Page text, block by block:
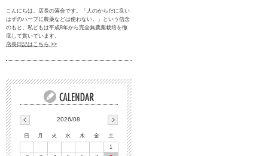
こんにちは。店長の落合です。「人のからだに良い
はずのハーブに農薬などは使わない。」という信念
のもと、私どもは平成8年から完全無農薬栽培を徹
底して貫いています。
店長日記はこちら >>
2026/08
日 月 火 水 木 金
土
1